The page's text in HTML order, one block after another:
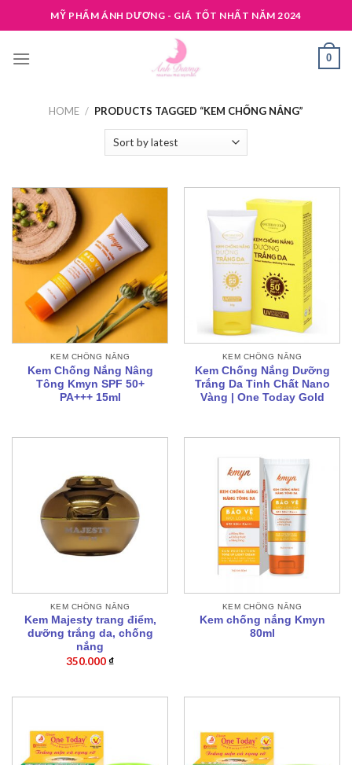
to
MỸ PHẨM ÁNH DƯƠNG - GIÁ TỐT NHẤT NĂM 2024
0
HOME / PRODUCTS TAGGED “KEM CHỐNG NẮNG”
KEM CHỐNG NẮNG
Kem Chống Nắng Nâng
Tông Kmyn SPF 50+
PA+++ 15ml
KEM CHỐNG NẮNG
Kem Chống Nắng Dưỡng
Trắng Da Tinh Chất Nano
Vàng | One Today Gold
KEM CHỐNG NẮNG
Kem Majesty trang điểm,
dưỡng trắng da, chống
nắng
350.000₫
KEM CHỐNG NẮNG
Kem chống nắng Kmyn
80ml